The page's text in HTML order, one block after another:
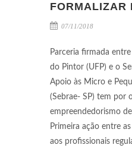
FORMALIZAR
07/11/2018
Parceria firmada
do Pintor (UFP) e o
Apoio às Micro e
(Sebrae- SP) tem por
empreendedorismo
Primeira ação entre
aos profissionais